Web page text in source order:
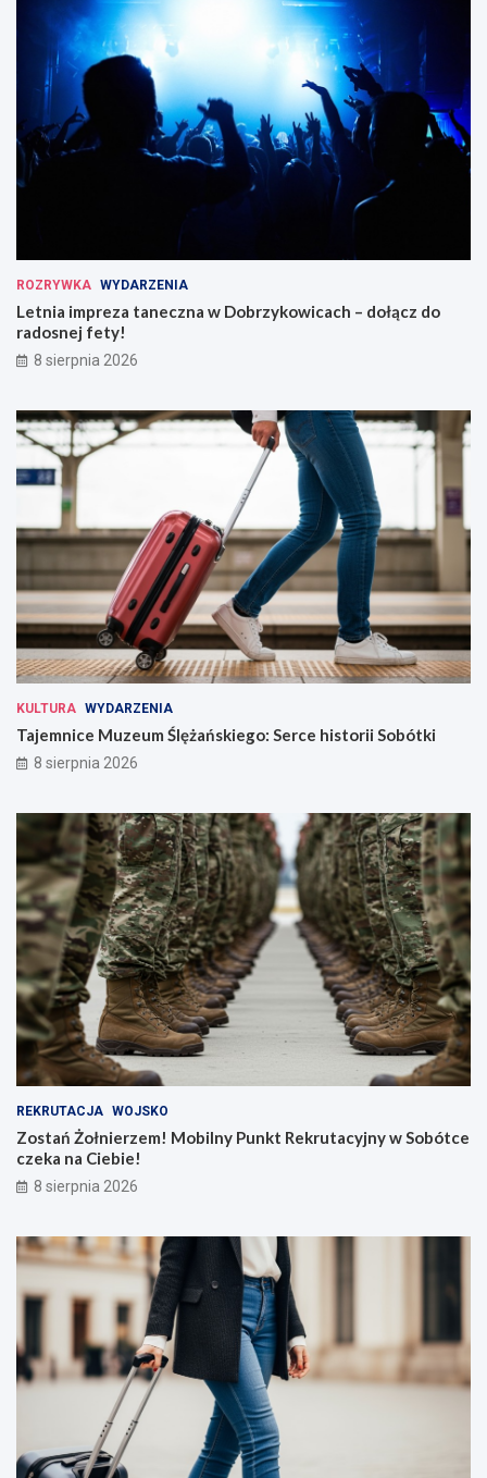
ROZRYWKA WYDARZENIA
Letnia impreza taneczna w Dobrzykowicach – dołącz do
radosnej fety!
8 sierpnia 2026
KULTURA WYDARZENIA
Tajemnice Muzeum Ślężańskiego: Serce historii Sobótki
8 sierpnia 2026
REKRUTACJA WOJSKO
Zostań Żołnierzem! Mobilny Punkt Rekrutacyjny w Sobótce
czeka na Ciebie!
8 sierpnia 2026